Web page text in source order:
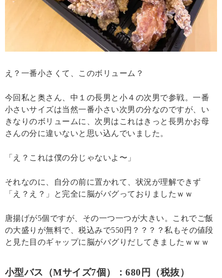
え？一番小さくて、このボリューム？
今回私と奥さん、中１の長男と小４の次男で参戦。一番
小さいサイズは当然一番小さい次男の分なのですが、い
きなりのボリュームに、次男はこれはきっと長男かお母
さんの分に違いないと思い込んでいました。
「え？これは僕の分じゃないよ〜」
それなのに、自分の前に置かれて、状況が理解できず
「え？え？」と完全に脳がバグっておりましたｗｗ
唐揚げが5個ですが、その一つ一つが大きい。これでご飯
の大盛りが無料で、税込みで550円？？？？私もその値段
と見た目のギャップに脳がバグりだしてきましたｗｗｗ
小型バス（Mサイズ7個）：680円（税抜）